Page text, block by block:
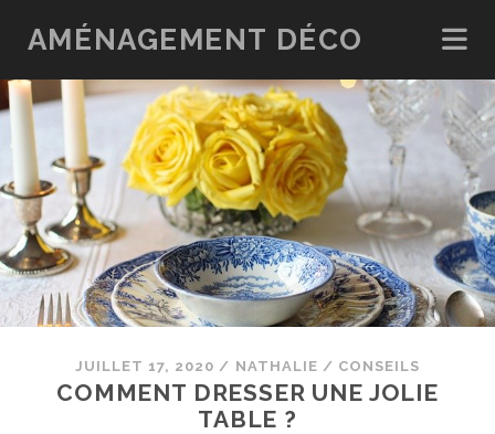
AMÉNAGEMENT DÉCO
JUILLET 17, 2020 / NATHALIE / CONSEILS
COMMENT DRESSER UNE JOLIE
TABLE ?